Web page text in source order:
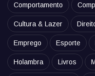
Comportamento
Cultura & Lazer
Emprego Esporte
Holambra Livros